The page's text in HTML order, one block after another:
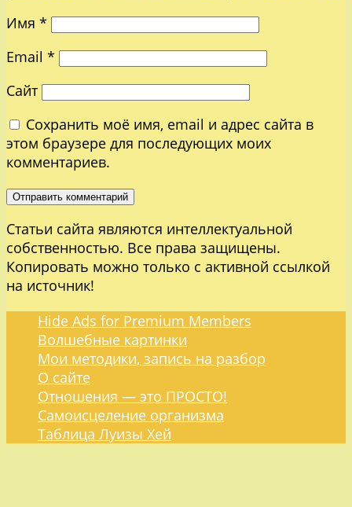
Имя *
Email *
Сайт
Сохранить моё имя, email и адрес сайта в
этом браузере для последующих моих
комментариев.
Статьи сайта являются интеллектуальной
собственностью. Все права защищены.
Копировать можно только с активной ссылкой
на источник!
Hide Ads for Premium Members
Волшебные картинки
Мои методики, запись на разбор
О сайте
Отношения — это ПРОСТО!
Самоисцеление организма
Таблица Луизы Хей